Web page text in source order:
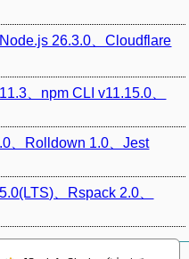
26.3.0、Cloudflare
、npm CLI v11.15.0、
、Rolldown 1.0、Jest
、Rspack 2.0、